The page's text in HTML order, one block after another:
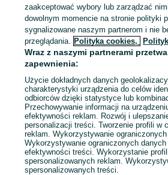
KATEGORIA
ID:828557264
Zadzwoń / SMS
zaakceptować wybory lub zarządzać
dowolnym momencie na stronie polityki
sygnalizowane naszym partnerom i nie
przeglądania. Polityka cookies,
Wraz z naszymi partnerami
zapewnienia:
Użycie dokładnych danych
charakterystyki urządzenia do celów
odbiorców dzięki statystyce lub
Przechowywanie informacji na
efektywności reklam. Rozwój i
personalizacji treści. Tworzenie profili w
reklam. Wykorzystywanie
Wykorzystywanie ograniczonych
efektywności treści. Wykorzystanie
spersonalizowanych reklam.
spersonalizowanych treści.